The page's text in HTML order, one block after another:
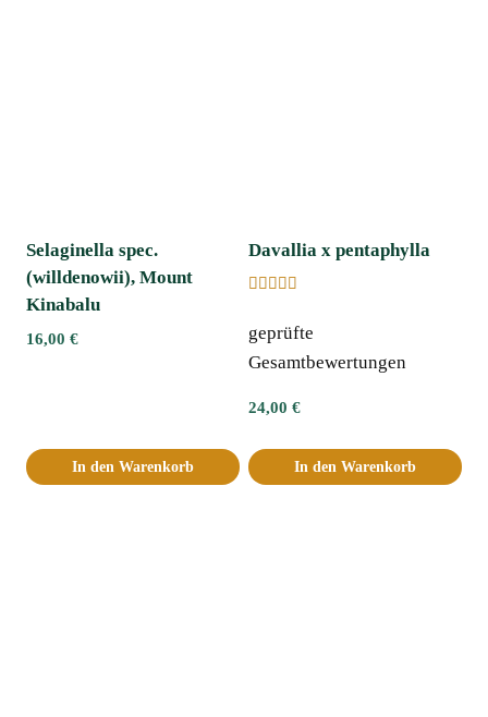
Selaginella spec.
(willdenowii), Mount
Kinabalu
16,00 €
In den Warenkorb
Davallia x pentaphylla
5.00
von 5
geprüfte
Gesamtbewertungen
24,00 €
In den Warenkorb